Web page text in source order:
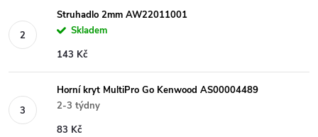
Struhadlo 2mm AW22011001
Skladem
143 Kč
Horní kryt MultiPro Go Kenwood AS00004489
2-3 týdny
83 Kč